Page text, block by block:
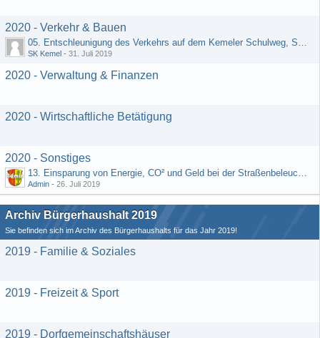
2020 - Verkehr & Bauen
05. Entschleunigung des Verkehrs auf dem Kemeler Schulweg, Straße "Schäfers Resch"
SK Kemel - 31. Juli 2019
2020 - Verwaltung & Finanzen
2020 - Wirtschaftliche Betätigung
2020 - Sonstiges
13. Einsparung von Energie, CO² und Geld bei der Straßenbeleuchtung (Vorschlag von H. Rädiker, Laufenselden)
Admin - 26. Juli 2019
Archiv Bürgerhaushalt 2019
Sie befinden sich im Archiv des Bürgerhaushalts für das Jahr 2019!
2019 - Familie & Soziales
2019 - Freizeit & Sport
2019 - Dorfgemeinschaftshäuser